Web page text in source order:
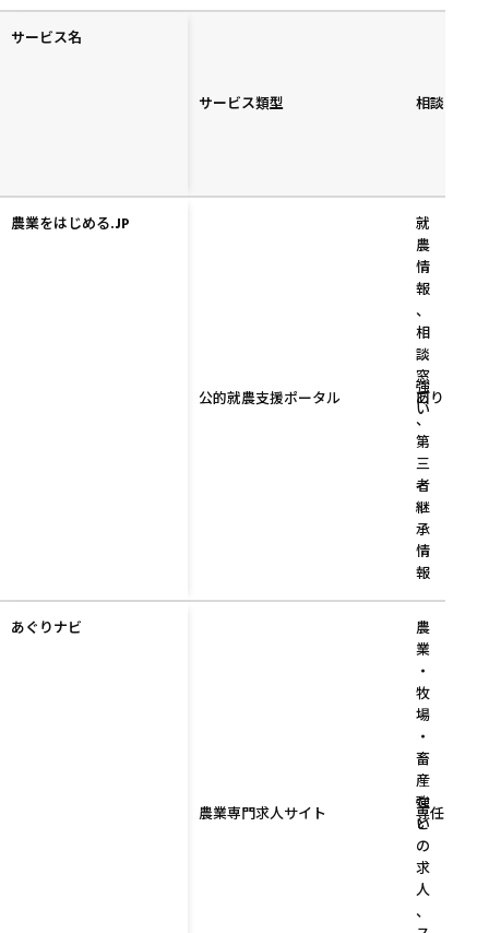
サービス名
サービス類型
る
者
相談・伴走
農業をはじめる.JP
公的就農支援ポータル
就
農
情
報
、
相
談
窓
口
、
第
三
者
継
承
情
報
強
い
あり
あぐりナビ
農業専門求人サイト
農
業
・
牧
場
・
畜
産
な
ど
の
求
人
、
強
い
専任アド